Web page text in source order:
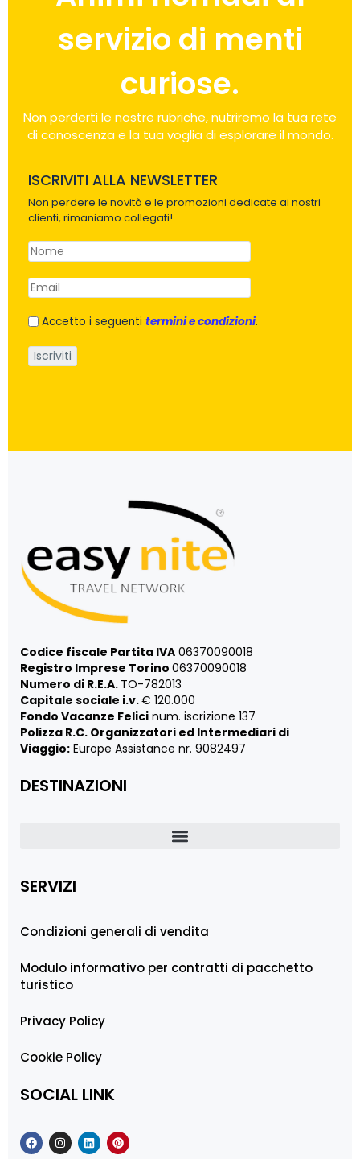
servizio di menti
curiose.
Non perderti le nostre rubriche, nutriremo la tua rete
di conoscenza e la tua voglia di esplorare il mondo.
ISCRIVITI ALLA NEWSLETTER
Non perdere le novità e le promozioni dedicate ai nostri
clienti, rimaniamo collegati!
Accetto i seguenti termini e condizioni.
Codice fiscale Partita IVA 06370090018
Registro Imprese Torino 06370090018
Numero di R.E.A. TO-782013
Capitale sociale i.v.€ 120.000
Fondo Vacanze Felici num. iscrizione 137
Polizza R.C. Organizzatori ed Intermediari di
Viaggio: Europe Assistance nr. 9082497
DESTINAZIONI
SERVIZI
Condizioni generali di vendita
Modulo informativo per contratti di pacchetto
turistico
Privacy Policy
Cookie Policy
SOCIAL LINK